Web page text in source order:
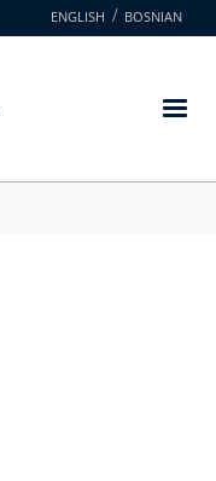
ENGLISH BOSNIAN